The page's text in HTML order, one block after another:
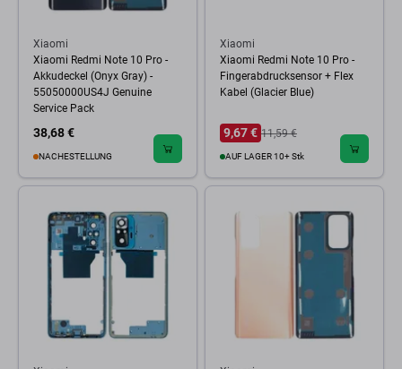
Xiaomi
Xiaomi Redmi Note 10 Pro -
Akkudeckel (Onyx Gray) -
55050000US4J Genuine
Service Pack
38,68 €
NACHESTELLUNG
Xiaomi
Xiaomi Redmi Note 10 Pro -
Fingerabdrucksensor + Flex
Kabel (Glacier Blue)
9,67 € 11,59 €
AUF LAGER 10+ Stk